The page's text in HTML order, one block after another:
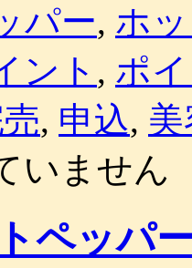
パー, ホ
ント , ポ
, 申込,
いません
ペッパ